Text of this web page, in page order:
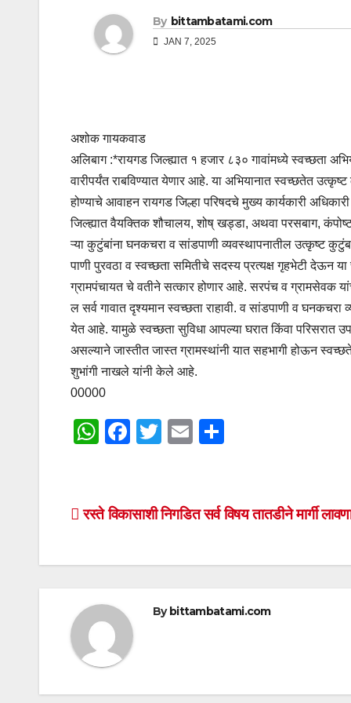
By bittambatami.com
JAN 7, 2025
अशोक गायकवाड
अलिबाग :*रायगड जिल्ह्यात १ हजार ८३० गावांमध्ये स्वच्छता
वारीपर्यंत राबविण्यात येणार आहे. या अभियानात स्वच्छतेत
होण्याचे आवाहन रायगड जिल्हा परिषदचे मुख्य कार्यकारी
जिल्ह्यात वैयक्तिक शौचालय, शोष् खड्डा, अथवा परसबाग,
ऱ्या कुटुंबांना घनकचरा व सांडपाणी व्यवस्थापनातील उत्कृष्ट
पाणी पुरवठा व स्वच्छता समितीचे सदस्य प्रत्यक्ष गृहभेटी देऊन
ग्रामपंचायत चे वतीने सत्कार होणार आहे. सरपंच व ग्रामसेवक
ल सर्व गावात दृश्यमान स्वच्छता राहावी. व सांडपाणी व
येत आहे. यामुळे स्वच्छता सुविधा आपल्या घरात किंवा परिसरात
असल्याने जास्तीत जास्त ग्रामस्थांनी यात सहभागी होऊन
शुभांगी नाखले यांनी केले आहे.
00000
W
s
p
F
e
o
T
er
E
e
Post
रस्ते विकासाशी निगडित सर्व विषय तातडीने मार्गी
By bittambatami.com